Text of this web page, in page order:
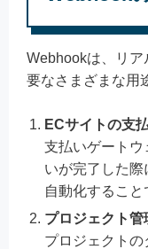
Webhookは、リ
要なさまざまな用
ECサイトの支
支払いゲート
いが完了した
自動化すること
プロジェクト
プロジェクトの